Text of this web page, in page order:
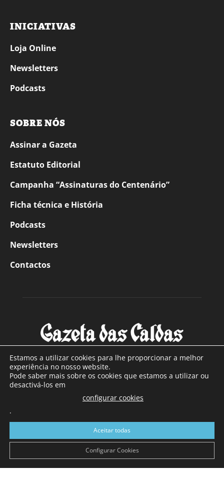
INICIATIVAS
Loja Online
Newsletters
Podcasts
SOBRE NÓS
Assinar a Gazeta
Estatuto Editorial
Campanha “Assinaturas do Centenário”
Ficha técnica e História
Podcasts
Newsletters
Contactos
SOBRE NÓS
Com sede nas Caldas da Rainha e mais de 90 anos de
a sul de distrito de Leiria, com mais de 40.000 leitores por
toda a região Oeste. Jornal com distribuição em Portugal
Continental e assinatura online.
Estamos a utilizar cookies para lhe proporcionar a melhor
experiência no nosso website.
Pode saber mais sobre os cookies que estamos a utilizar ou
desactivá-los em
configurar cookies
.
Aceitar todas
Configurar Cookies